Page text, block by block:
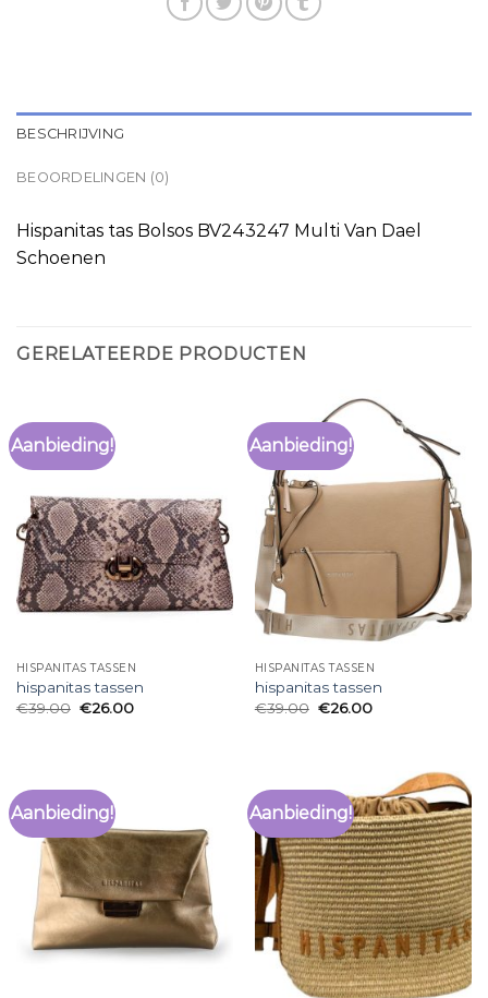
BESCHRIJVING
BEOORDELINGEN (0)
Hispanitas tas Bolsos BV243247 Multi Van Dael
Schoenen
GERELATEERDE PRODUCTEN
Aanbieding!
HISPANITAS TASSEN
hispanitas tassen
€39.00 €26.00
Aanbieding!
HISPANITAS TASSEN
hispanitas tassen
€39.00 €26.00
Aanbieding! Aanbieding!